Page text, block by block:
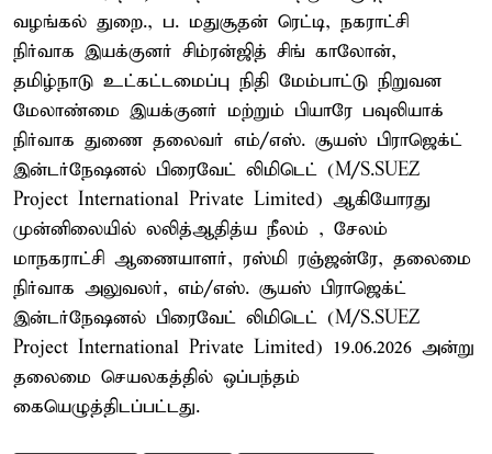
வழங்கல் துறை., ப. மதுசூதன் ரெட்டி, நகராட்சி
நிர்வாக இயக்குனர் சிம்ரன்ஜித் சிங் காலோன்,
தமிழ்நாடு உட்கட்டமைப்பு நிதி மேம்பாட்டு நிறுவன
மேலாண்மை இயக்குனர் மற்றும் பியாரே பவுலியாக்
நிர்வாக துணை தலைவர் எம்/எஸ். சூயஸ் பிராஜெக்ட்
இன்டர்நேஷனல் பிரைவேட் லிமிடெட் (M/S.SUEZ
Project International Private Limited) ஆகியோரது
முன்னிலையில் லலித்ஆதித்ய நீலம் , சேலம்
மாநகராட்சி ஆணையாளர், ரஸ்மி ரஞ்ஜன்ரே, தலைமை
நிர்வாக அலுவலர், எம்/எஸ். சூயஸ் பிராஜெக்ட்
இன்டர்நேஷனல் பிரைவேட் லிமிடெட் (M/S.SUEZ
Project International Private Limited) 19.06.2026 அன்று
தலைமை செயலகத்தில் ஒப்பந்தம்
கையெழுத்திடப்பட்டது.